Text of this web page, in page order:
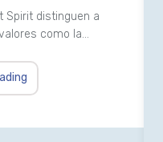
Spirit distinguen a
como la…